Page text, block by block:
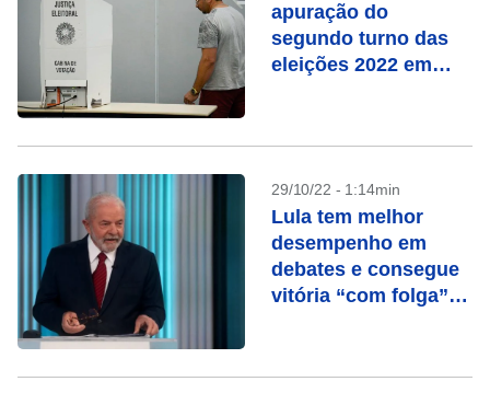
apuração do
segundo turno das
eleições 2022 em
29/10/22 - 1:14min
Lula tem melhor
desempenho em
debates e consegue
vitória “com folga”